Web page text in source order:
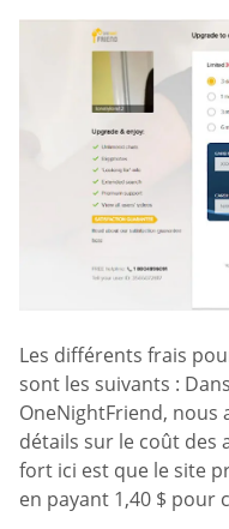
Les différents frais
sont les suivants :
OneNightFriend,
détails sur le coût des
fort ici est que le site
en payant 1,40 $ pour